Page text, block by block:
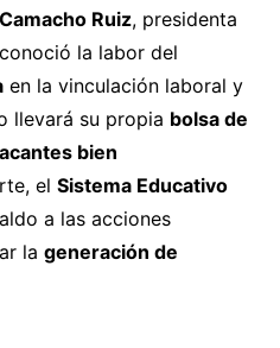
Ruiz, presidenta
la labor del
en la vinculación laboral y
llevará su propia bolsa de
bien
el Sistema Educativo
a las acciones
la generación de